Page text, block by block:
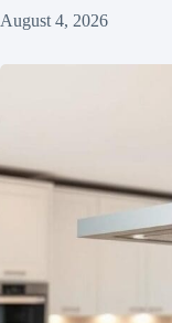
August 4, 2026